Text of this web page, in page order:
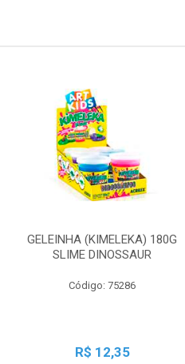
GELEINHA (KIMELEKA) 180G
SLIME DINOSSAUR
Código: 75286
R$ 12,35